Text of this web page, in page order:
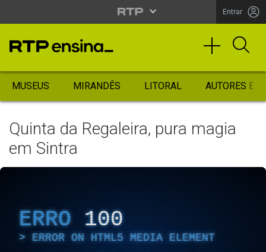
Entrar
MUSEUS MIRANDÊS LITORAL AUTORES
Quinta da Regaleira, pura magia
em Sintra
ERRO 100
ERROR ON HTML5 MEDIA ELEMENT